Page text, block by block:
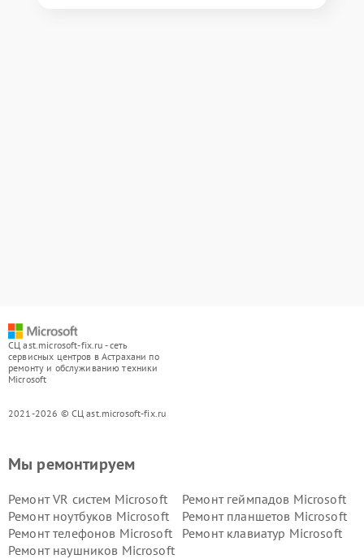
СЦ ast.microsoft-fix.ru - сеть
сервисных центров в Астрахани по
ремонту и обслуживанию техники
Microsoft
2021-2026 © СЦ ast.microsoft-fix.ru
Мы ремонтируем
Ремонт VR систем Microsoft
Ремонт геймпадов Microsoft
Ремонт ноутбуков Microsoft
Ремонт планшетов Microsoft
Ремонт телефонов Microsoft
Ремонт клавиатур Microsoft
Ремонт наушников Microsoft